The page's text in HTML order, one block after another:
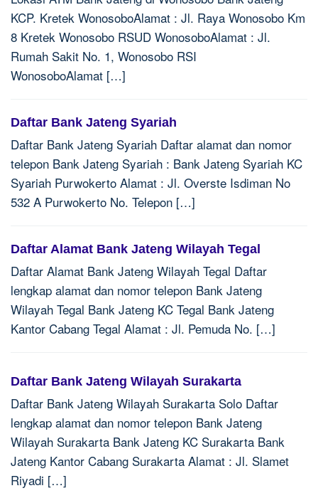
KCP. Kretek WonosoboAlamat : Jl. Raya Wonosobo Km
8 Kretek Wonosobo RSUD WonosoboAlamat : Jl.
Rumah Sakit No. 1, Wonosobo RSI
WonosoboAlamat […]
Daftar Bank Jateng Syariah
Daftar Bank Jateng Syariah Daftar alamat dan nomor
telepon Bank Jateng Syariah : Bank Jateng Syariah KC
Syariah Purwokerto Alamat : Jl. Overste Isdiman No
532 A Purwokerto No. Telepon […]
Daftar Alamat Bank Jateng Wilayah Tegal
Daftar Alamat Bank Jateng Wilayah Tegal Daftar
lengkap alamat dan nomor telepon Bank Jateng
Wilayah Tegal Bank Jateng KC Tegal Bank Jateng
Kantor Cabang Tegal Alamat : Jl. Pemuda No. […]
Daftar Bank Jateng Wilayah Surakarta
Daftar Bank Jateng Wilayah Surakarta Solo Daftar
lengkap alamat dan nomor telepon Bank Jateng
Wilayah Surakarta Bank Jateng KC Surakarta Bank
Jateng Kantor Cabang Surakarta Alamat : Jl. Slamet
Riyadi […]